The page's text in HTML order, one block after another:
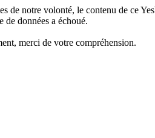
de notre volonté, le contenu de ce
de données a échoué.
merci de votre compréhension.